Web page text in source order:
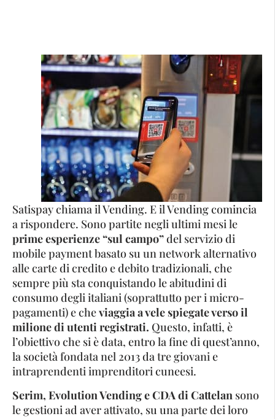
Satispay chiama il Vending. E il Vending comincia
a rispondere. Sono partite negli ultimi mesi le
prime esperienze “sul campo”del servizio di
mobile payment basato su un network alternativo
alle carte di credito e debito tradizionali, che
sempre più sta conquistando le abitudini di
consumo degli italiani (soprattutto per i micro-
pagamenti) e cheviaggia a vele spiegate verso il
milione di utenti registrati. Questo, infatti, è
l’obiettivo che si è data, entro la fine di quest’anno,
la società fondata nel 2013 da tre giovani e
intraprendenti imprenditori cuneesi.
Serim, Evolution Vending e CDA di Cattelan sono
le gestioni ad aver attivato, su una parte dei loro